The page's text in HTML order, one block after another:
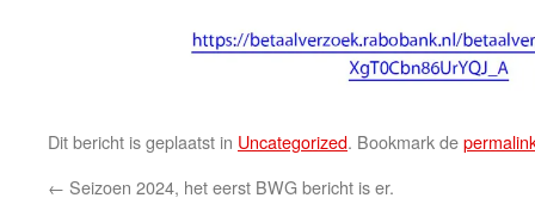
Dit bericht is geplaatst in Uncategorized. Bookmark de
← Seizoen 2024, het eerst BWG bericht is er.